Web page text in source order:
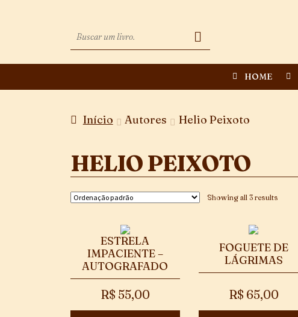
HOME
Início Autores Helio Peixoto
HELIO PEIXOTO
Showing all 3 results
ESTRELA
IMPACIENTE –
AUTOGRAFADO
R$ 55,00
FOGUETE DE
LÁGRIMAS
R$ 65,00